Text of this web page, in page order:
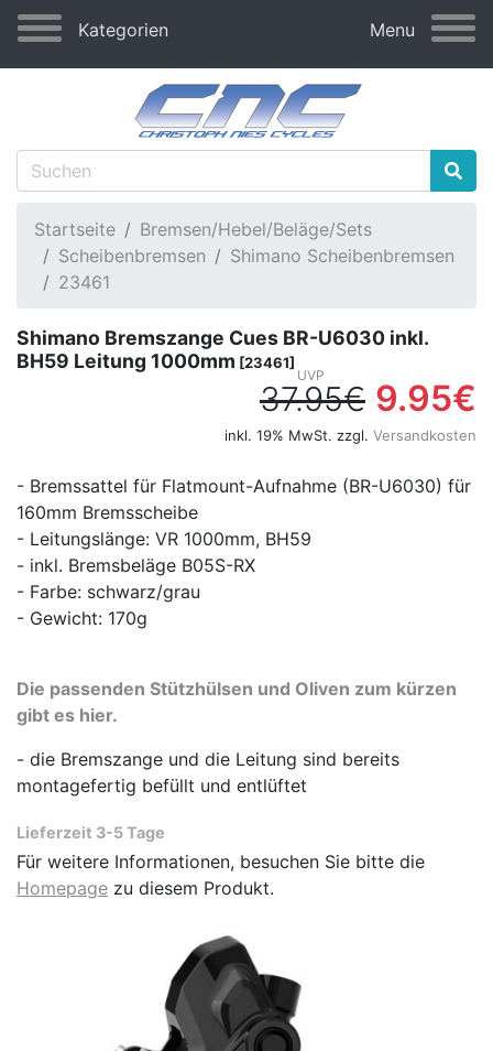
Kategorien Menu
Startseite
Bremsen/Hebel/Beläge/Sets
Scheibenbremsen
Shimano Scheibenbremsen
23461
Shimano Bremszange Cues BR-U6030 inkl.
BH59 Leitung 1000mm [23461]
37.95€ 9.95€
inkl. 19% MwSt. zzgl. Versandkosten
- Bremssattel für Flatmount-Aufnahme (BR-U6030) für
160mm Bremsscheibe
- Leitungslänge: VR 1000mm, BH59
- inkl. Bremsbeläge B05S-RX
- Farbe: schwarz/grau
- Gewicht: 170g
Die passenden Stützhülsen und Oliven zum kürzen
gibt es hier.
- die Bremszange und die Leitung sind bereits
montagefertig befüllt und entlüftet
Lieferzeit 3-5 Tage
Für weitere Informationen, besuchen Sie bitte die
Homepage zu diesem Produkt.